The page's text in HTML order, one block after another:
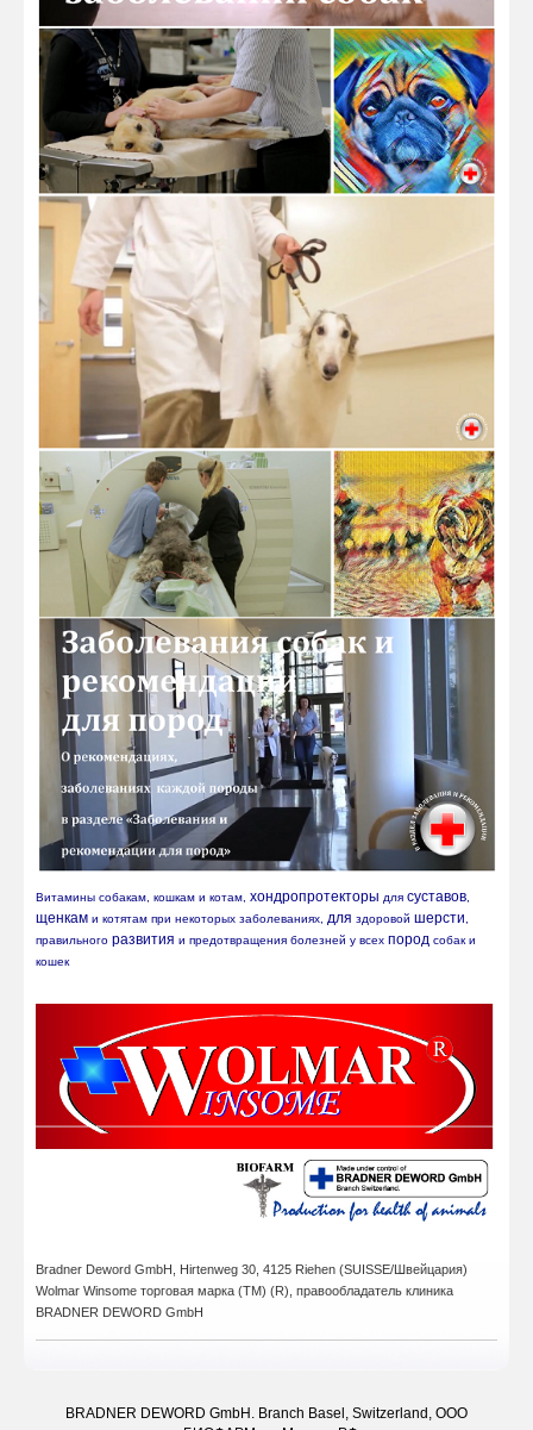
Витамины собакам, кошкам и котам, хондропротекторы для суставов
щенкам и котятам при некоторых заболеваниях, для здоровой шерсти,
правильного развития и предотвращения болезней у всех пород собак и
кошек
Bradner Deword GmbH, Hirtenweg 30, 4125 Riehen (SUISSE/Швейцария)
Wolmar Winsome торговая марка (ТМ) (R), правообладатель клиника
BRADNER DEWORD GmbH
BRADNER DEWORD GmbH. Branch Basel, Switzerland, ООО